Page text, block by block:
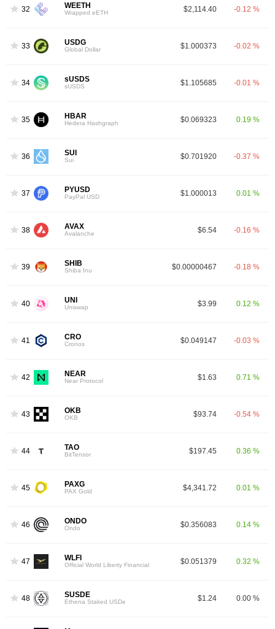
32 WEETH
Wrapped eETH $2,114.40 -0.12 %
33 USDG
Global Dollar $1.000373 -0.02 %
34 sUSDS
sUSDS $1.105685 -0.01 %
35 HBAR
Hedera Hashgraph $0.069323 0.19 %
36 SUI
Sui $0.701920 -0.37 %
37 PYUSD
PayPal USD $1.000013 0.01 %
38 AVAX
Avalanche $6.54 -0.16 %
39 SHIB
Shiba Inu $0.00000467 -0.18 %
40 UNI
Uniswap $3.99 0.12 %
41 CRO
Cronos $0.049147 -0.03 %
42 NEAR
Near Protocol $1.63 0.71 %
43 OKB
OKB $93.74 -0.54 %
44 TAO
BitTensor $197.45 0.36 %
45 PAXG
PAX Gold $4,341.72 0.01 %
46 ONDO
Ondo $0.356083 0.14 %
47 WLFI
Official World Liberty Financial $0.051379 0.32 %
48 SUSDE
Ethena Staked USDe $1.24 0.00 %